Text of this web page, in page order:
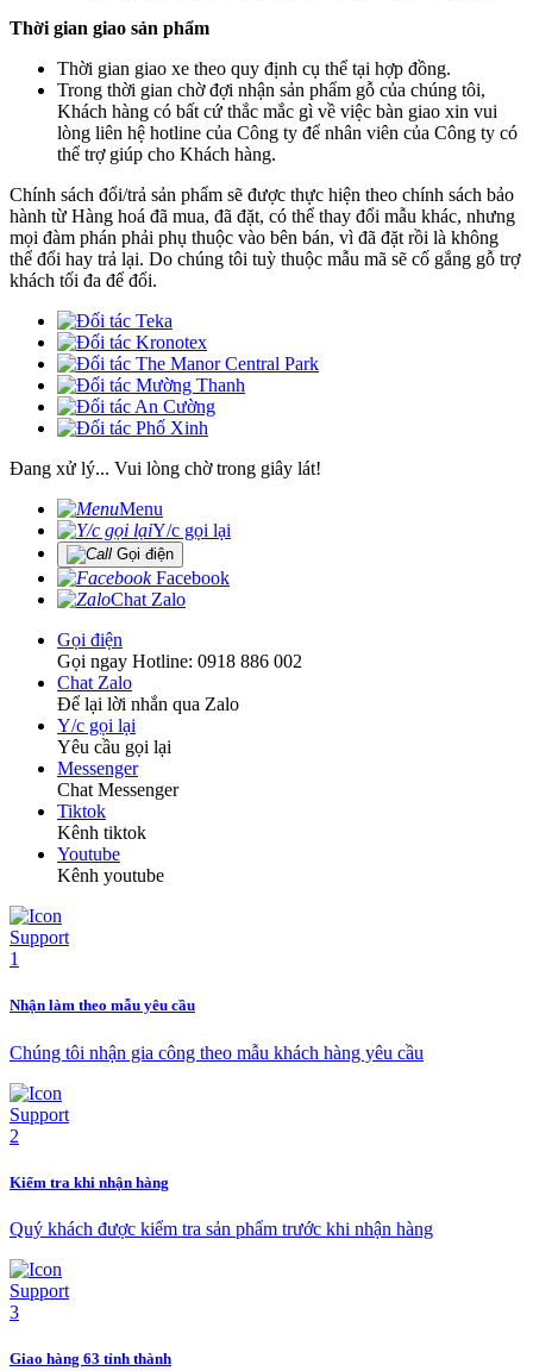
Thời gian giao sản phẩm
Thời gian giao xe theo quy định cụ thể tại hợp đồng.
Trong thời gian chờ đợi nhận sản phẩm gỗ của chúng tôi,
Khách hàng có bất cứ thắc mắc gì về việc bàn giao xin vui
lòng liên hệ hotline của Công ty để nhân viên của Công ty có
thể trợ giúp cho Khách hàng.
Chính sách đổi/trả sản phẩm sẽ được thực hiện theo chính sách bảo
hành từ Hàng hoá đã mua, đã đặt, có thể thay đổi mẫu khác, nhưng
mọi đàm phán phải phụ thuộc vào bên bán, vì đã đặt rồi là không
thể đổi hay trả lại. Do chúng tôi tuỳ thuộc mẫu mã sẽ cố gắng gỗ trợ
khách tối đa để đổi.
Đang xử lý... Vui lòng chờ trong giây lát!
Menu
Y/c gọi lại
Gọi điện
Facebook
Chat Zalo
Gọi điện
Gọi ngay Hotline: 0918 886 002
Chat Zalo
Để lại lời nhắn qua Zalo
Y/c gọi lại
Yêu cầu gọi lại
Messenger
Chat Messenger
Tiktok
Kênh tiktok
Youtube
Kênh youtube
Nhận làm theo mẫu yêu cầu
Chúng tôi nhận gia công theo mẫu khách hàng yêu cầu
Kiểm tra khi nhận hàng
Quý khách được kiểm tra sản phẩm trước khi nhận hàng
Giao hàng 63 tỉnh thành